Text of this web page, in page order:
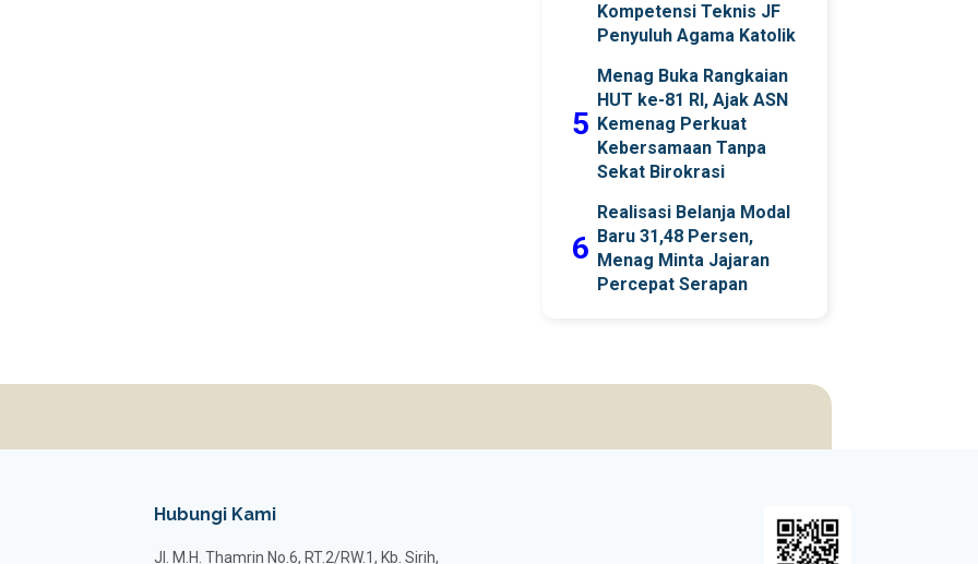
Kompetensi Teknis JF
Penyuluh Agama Katolik
5
Menag Buka Rangkaian
HUT ke-81 RI, Ajak ASN
Kemenag Perkuat
Kebersamaan Tanpa
Sekat Birokrasi
6
Realisasi Belanja Modal
Baru 31,48 Persen,
Menag Minta Jajaran
Percepat Serapan
Hubungi Kami
Jl. M.H. Thamrin No.6, RT.2/RW.1, Kb. Sirih,